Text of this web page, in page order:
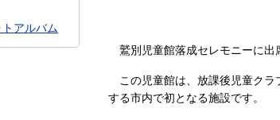
鷲別児童館落成セレモニーに出
この児童館は、放課後児童クラ
する市内で初となる施設です。
アルバム